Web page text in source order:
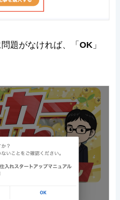
題がなければ、「OK 」